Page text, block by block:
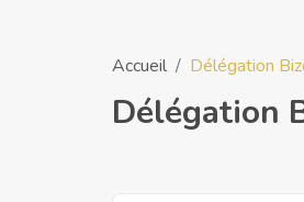
Accueil Délégation
Délégation